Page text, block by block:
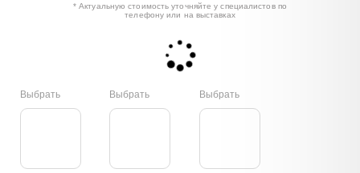
* Актуальную стоимость уточняйте у специалистов по
телефону или на выставках
Выбрать Выбрать Выбрать